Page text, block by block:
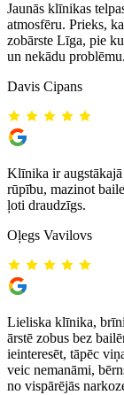
Jaunās klīnikas
atmosfēru. Prieks,
zobārste Līga, pie
un nekādu problēmu.
Davis Cipans
Klīnika ir
rūpību, mazinot
ļoti draudzīgs.
Oļegs Vavilovs
Lieliska klīnika,
ārstē zobus bez
ieinteresēt, tāpēc
veic nemanāmi,
no vispārējās